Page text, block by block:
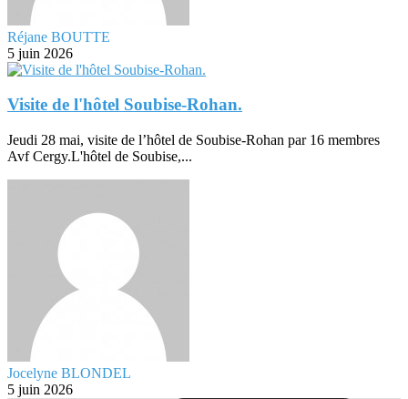
Réjane BOUTTE
5 juin 2026
Visite de l'hôtel Soubise-Rohan.
Jeudi 28 mai, visite de l’hôtel de Soubise-Rohan par 16 membres
Avf Cergy.L'hôtel de Soubise,...
Jocelyne BLONDEL
5 juin 2026